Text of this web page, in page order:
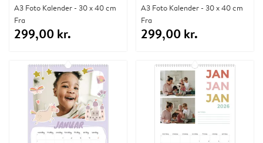
A3 Foto Kalender - 30 x 40 cm
Fra
299,00 kr.
A3 Foto Kalender - 30 x 40 cm
Fra
299,00 kr.